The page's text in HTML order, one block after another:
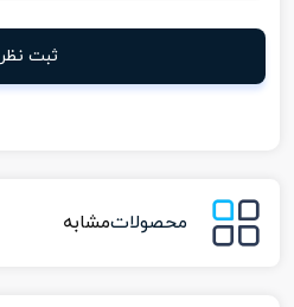
ثبت نظر
محصولاتمشابه